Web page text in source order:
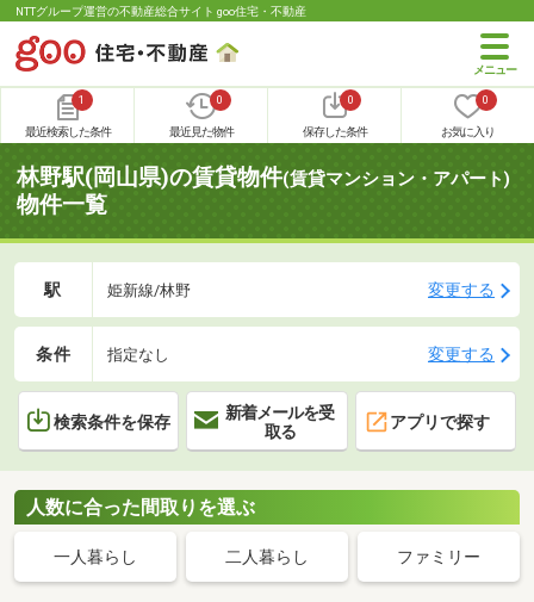
NTTグループ運営の不動産総合サイト goo住宅・不動産
1
最近検索した条件
0
最近見た物件
0
保存した条件
0
お気に入り
林野駅(岡山県)の賃貸物件(賃貸マンション・アパート)
物件一覧
駅 姫新線/林野 変更する
条件 指定なし 変更する
検索条件を保存
新着メールを受
取る
アプリで探す
人数に合った間取りを選ぶ
一人暮らし 二人暮らし ファミリー